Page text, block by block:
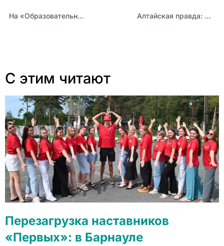
На «Образовательном эфире Барнаула» вышел подкаст, посвященный теме защиты детей от интернет-вербовщиков Алтайская правда: Выйти замуж по-мордовски
С этим читают
Перезагрузка наставников
«Первых»: в Барнауле